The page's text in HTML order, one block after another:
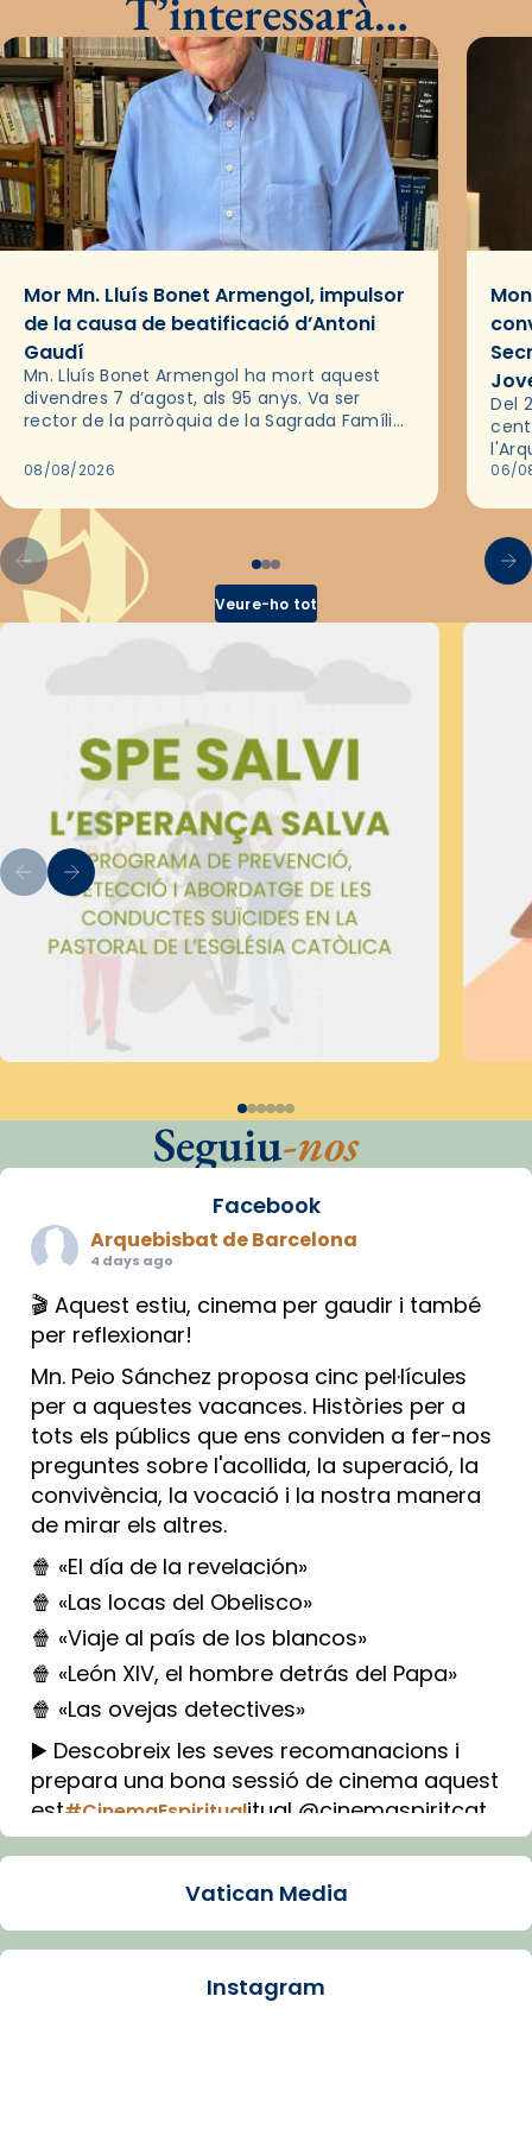
T’interessarà…
Mor Mn. Lluís Bonet Armengol, impulsor
de la causa de beatificació d’Antoni
Gaudí
Mn. Lluís Bonet Armengol ha mort aquest
divendres 7 d’agost, als 95 anys. Va ser
rector de la parròquia de la Sagrada Família
2018,…
08/08/2026
Del
les
06/
Veure-ho tot
Seguiu-nos
Facebook
Arquebisbat de Barcelona
4 days ago
🎬 Aquest estiu, cinema per gaudir i també
per reflexionar!
Mn. Peio Sánchez proposa cinc pel·lícules
per a aquestes vacances. Històries per a
tots els públics que ens conviden a fer-nos
preguntes sobre l'acollida, la superació, la
convivència, la vocació i la nostra manera
de mirar els altres.
🍿 «El día de la revelación»
🍿 «Las locas del Obelisco»
🍿 «Viaje al país de los blancos»
🍿 «León XIV, el hombre detrás del Papa»
🍿 «Las ovejas detectives»
▶️ Descobreix les seves recomanacions i
prepara una bona sessió de cinema aquest
est#CinemaEspiritualitual @cinemaspiritcat
Imatge: Generada amb IA (OpenAI)
Arquebisbat de Barcelona
Vatican Media
Instagram